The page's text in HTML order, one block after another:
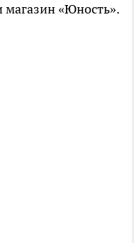
магазин «Юность».